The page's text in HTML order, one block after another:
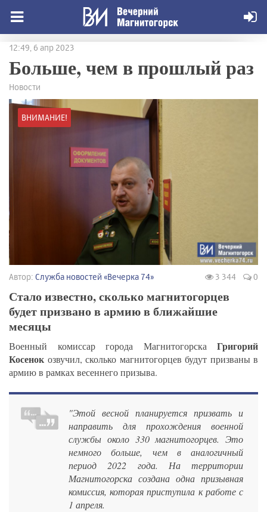
12:49, 6 апр 2023
Больше, чем в прошлый раз
Новости
ВНИМАНИЕ!
Автор: Служба новостей «Вечерка 74» 3 344 0
Стало известно, сколько магнитогорцев
будет призвано в армию в ближайшие
месяцы
Военный комиссар города Магнитогорска Григорий
Косенок озвучил, сколько магнитогорцев будут призваны в
армию в рамках весеннего призыва.
"Этой весной планируется призвать и
направить для прохождения военной
службы около 330 магнитогорцев. Это
немного больше, чем в аналогичный
период 2022 года. На территории
Магнитогорска создана одна призывная
комиссия, которая приступила к работе с
1 апреля.